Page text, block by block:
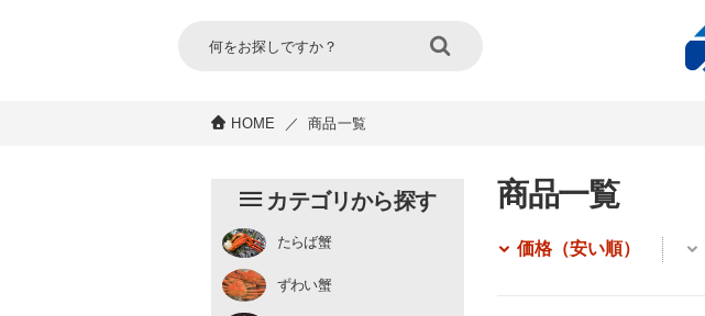
HOME ／ 商品一覧
カテゴリから探す
たらば蟹
チルド
むき身 ずわい蟹
むき身
商品一覧
価格（安い順）